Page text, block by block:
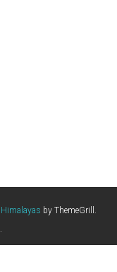
Himalayas by ThemeGrill.
.